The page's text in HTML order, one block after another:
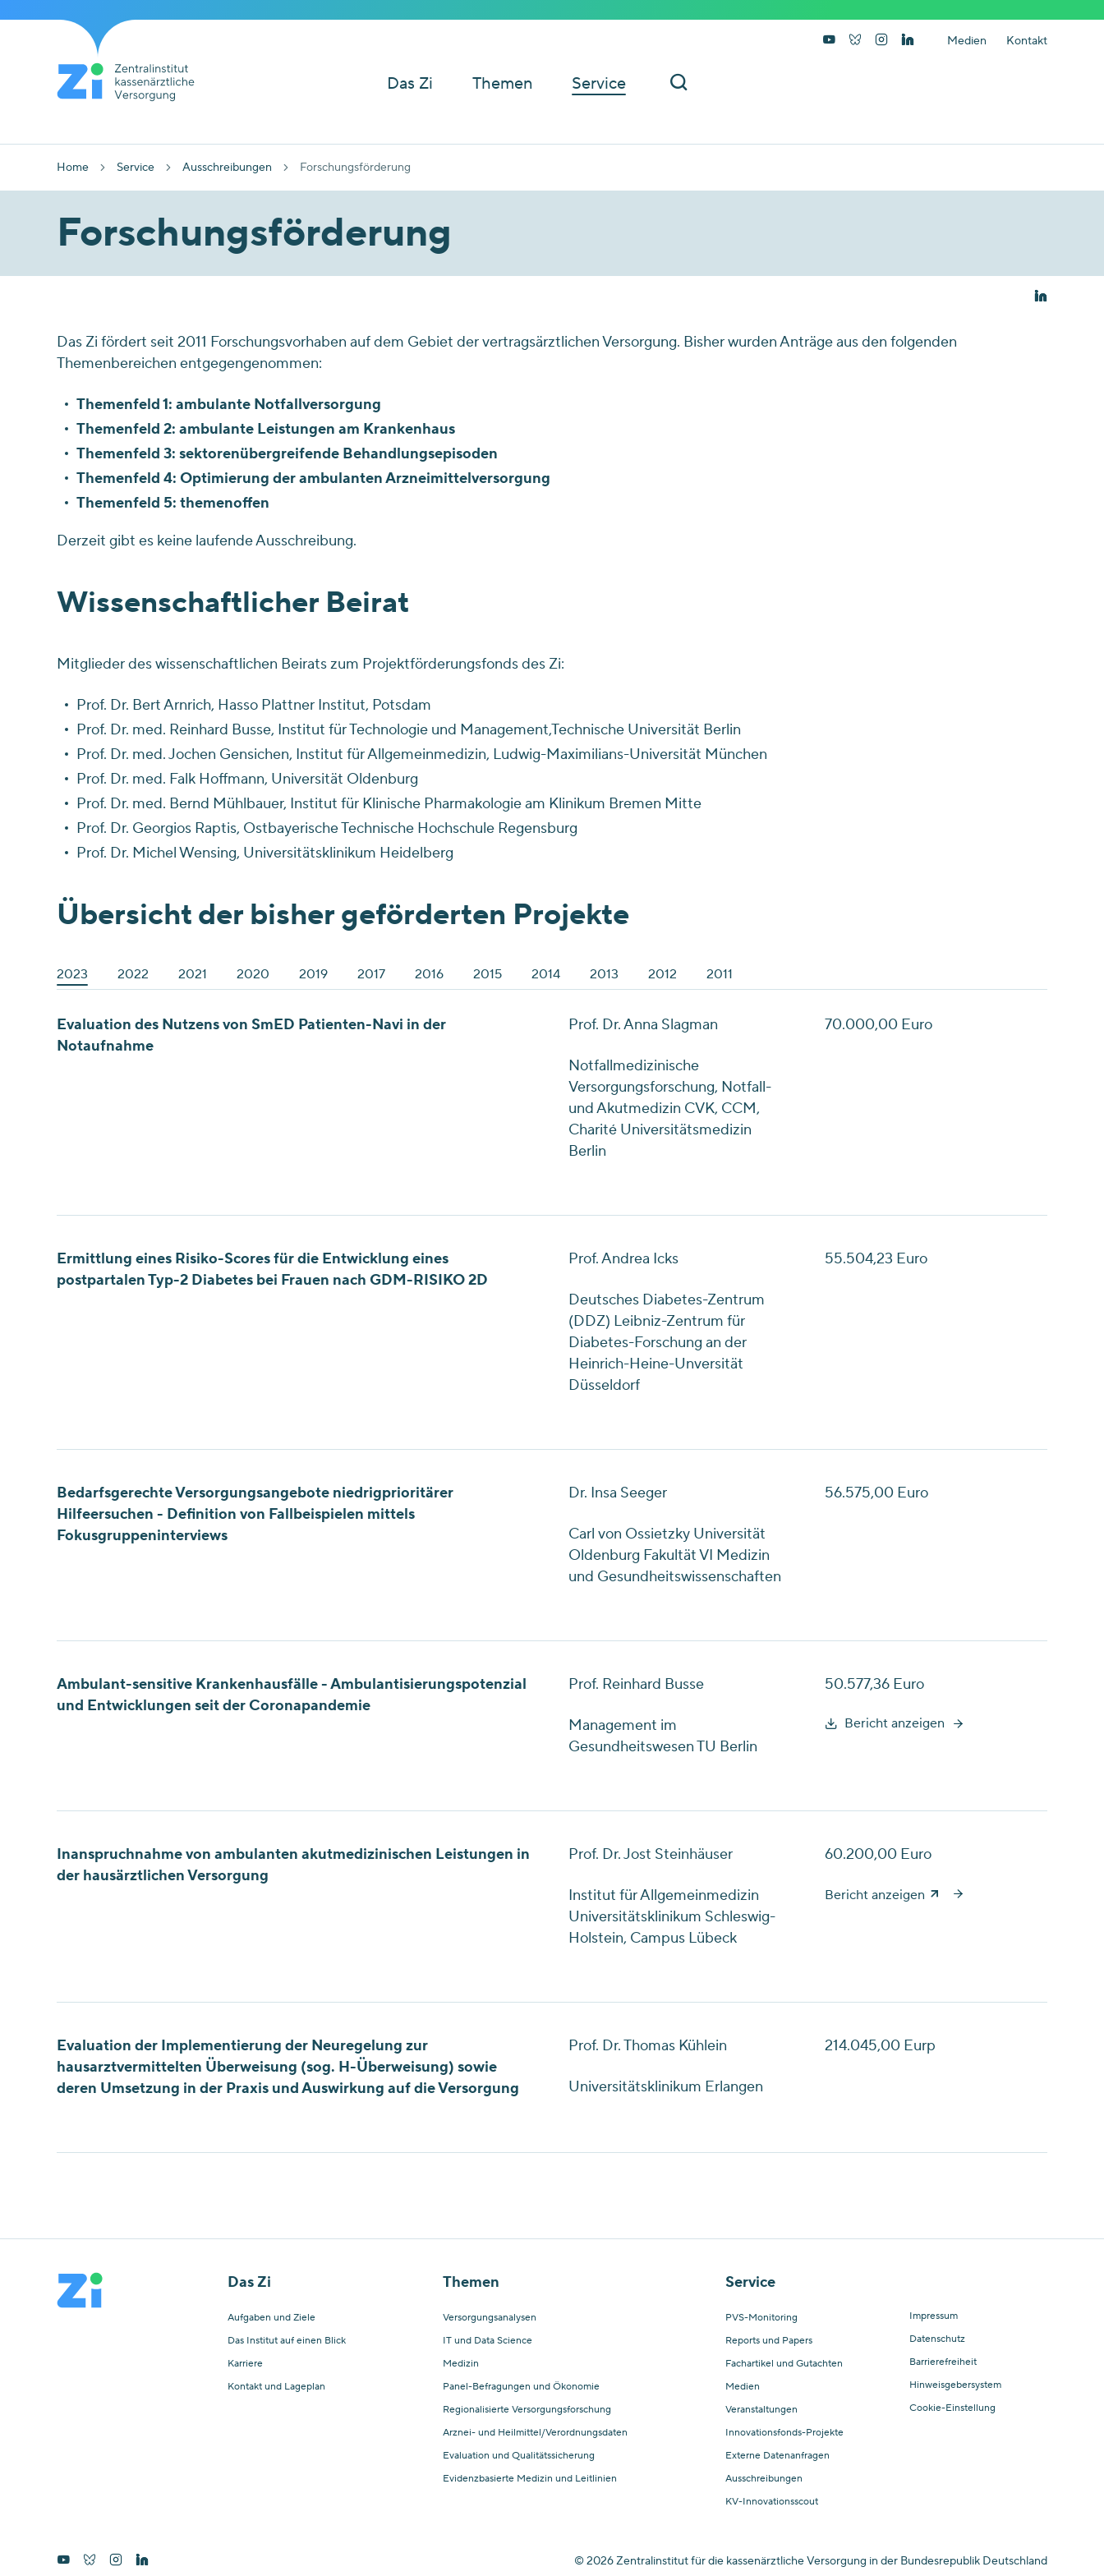
Das Zi Themen Service
Medien Kontakt
Home Service Ausschreibungen Forschungsförderung
Forschungsförderung
Das Zi fördert seit 2011 Forschungsvorhaben auf dem Gebiet der vertragsärztlichen Versorgung. Bisher wurden Anträge aus den folgenden
Themenbereichen entgegengenommen:
Themenfeld 1: ambulante Notfallversorgung
Themenfeld 2: ambulante Leistungen am Krankenhaus
Themenfeld 3: sektorenübergreifende Behandlungsepisoden
Themenfeld 4: Optimierung der ambulanten Arzneimittelversorgung
Themenfeld 5: themenoffen
Derzeit gibt es keine laufende Ausschreibung.
Wissenschaftlicher Beirat
Mitglieder des wissenschaftlichen Beirats zum Projektförderungsfonds des Zi:
Prof. Dr. Bert Arnrich, Hasso Plattner Institut, Potsdam
Prof. Dr. med. Reinhard Busse, Institut für Technologie und Management,Technische Universität Berlin
Prof. Dr. med. Jochen Gensichen, Institut für Allgemeinmedizin, Ludwig-Maximilians-Universität München
Prof. Dr. med. Falk Hoffmann, Universität Oldenburg
Prof. Dr. med. Bernd Mühlbauer, Institut für Klinische Pharmakologie am Klinikum Bremen Mitte
Prof. Dr. Georgios Raptis, Ostbayerische Technische Hochschule Regensburg
Prof. Dr. Michel Wensing, Universitätsklinikum Heidelberg
Übersicht der bisher geförderten Projekte
2023 2022 2021 2020 2019 2017 2016 2015 2014 2013 2012 2011
Evaluation des Nutzens von SmED Patienten-Navi in der
Notaufnahme
Prof. Dr. Anna Slagman
Notfallmedizinische
Versorgungsforschung, Notfall-
und Akutmedizin CVK, CCM,
Charité Universitätsmedizin
Berlin
70.000,00 Euro
Ermittlung eines Risiko-Scores für die Entwicklung eines
postpartalen Typ-2 Diabetes bei Frauen nach GDM-RISIKO 2D
Prof. Andrea Icks
Deutsches Diabetes-Zentrum
(DDZ) Leibniz-Zentrum für
Diabetes-Forschung an der
Heinrich-Heine-Unversität
Düsseldorf
55.504,23 Euro
Bedarfsgerechte Versorgungsangebote niedrigprioritärer
Hilfeersuchen - Definition von Fallbeispielen mittels
Fokusgruppeninterviews
Dr. Insa Seeger
Carl von Ossietzky Universität
Oldenburg Fakultät VI Medizin
und Gesundheitswissenschaften
56.575,00 Euro
Ambulant-sensitive Krankenhausfälle - Ambulantisierungspotenzial
und Entwicklungen seit der Coronapandemie
Prof. Reinhard Busse
Management im
Gesundheitswesen TU Berlin
50.577,36 Euro
Bericht anzeigen
Inanspruchnahme von ambulanten akutmedizinischen Leistungen in
der hausärztlichen Versorgung
Prof. Dr. Jost Steinhäuser
Institut für Allgemeinmedizin
Universitätsklinikum Schleswig-
Holstein, Campus Lübeck
60.200,00 Euro
Bericht anzeigen
Evaluation der Implementierung der Neuregelung zur
hausarztvermittelten Überweisung (sog. H-Überweisung) sowie
deren Umsetzung in der Praxis und Auswirkung auf die Versorgung
Prof. Dr. Thomas Kühlein
Universitätsklinikum Erlangen
214.045,00 Eurp
Das Zi
Aufgaben und Ziele
Das Institut auf einen Blick
Karriere
Kontakt und Lageplan
Themen
Versorgungsanalysen
IT und Data Science
Medizin
Panel-Befragungen und Ökonomie
Regionalisierte Versorgungsforschung
Arznei- und Heilmittel/Verordnungsdaten
Evaluation und Qualitätssicherung
Evidenzbasierte Medizin und Leitlinien
Service
PVS-Monitoring
Reports und Papers
Fachartikel und Gutachten
Medien
Veranstaltungen
Innovationsfonds-Projekte
Externe Datenanfragen
Ausschreibungen
KV-Innovationsscout
Impressum
Datenschutz
Barrierefreiheit
Hinweisgebersystem
Cookie-Einstellung
© 2026 Zentralinstitut für die kassenärztliche Versorgung in der Bundesrepublik Deutschland